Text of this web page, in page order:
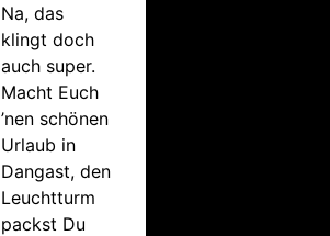
Na, das
klingt doch
auch super.
Macht Euch
’nen schönen
Urlaub in
Dangast, den
Leuchtturm
packst Du